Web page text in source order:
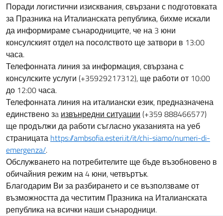
Поради логистични изисквания, свързани с подготовката
за Празника на Италианската република, бихме искали
да информираме сънародниците, че на 3 юни
консулският отдел на посолството ще затвори в 13:00
часа.
Телефонната линия за информация, свързана с
консулските услуги (+35929217312), ще работи от 10:00
до 12:00 часа.
Телефонната линия на италиански език, предназначена
единствено зa извънредни ситуации (+359 888466577)
ще продължи да работи съгласно указанията на уеб
страницата https://ambsofia.esteri.it/it/chi-siamo/numeri-di-
emergenza/.
Обслужването на потребителите ще бъде възобновено в
обичайния режим на 4 юни, четвъртък.
Благодарим Ви за разбирането и се възползваме от
възможността да честитим Празника на Италианската
република на всички наши сънародници.